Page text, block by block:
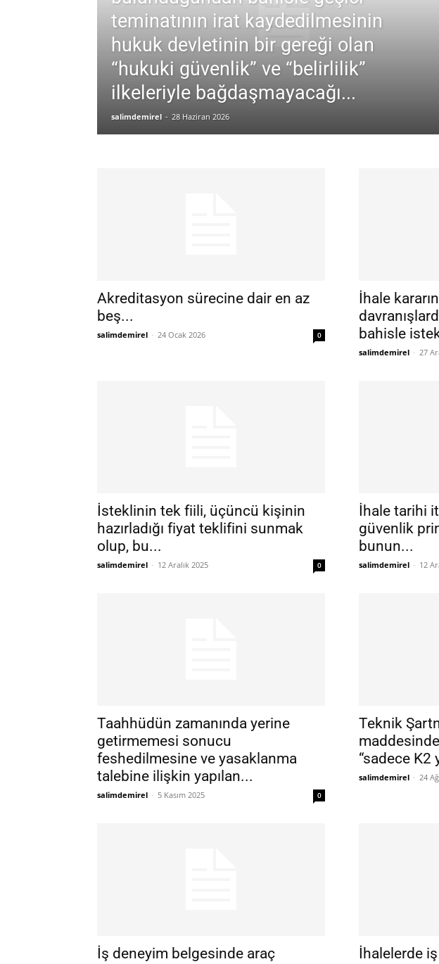
Demirel
teminatının irat kaydedilmesinin
hukuk devletinin bir gereği olan
“hukuki güvenlik” ve “belirlilik”
ilkeleriyle bağdaşmayacağı...
salimdemirel - 28 Haziran 2026
Akreditasyon sürecine dair en az
beş...
salimdemirel - 24 Ocak 2026 0
İhale
bahisle
salimdemirel - 27
İsteklinin tek fiili, üçüncü kişinin
hazırladığı fiyat teklifini sunmak
olup, bu...
salimdemirel - 12 Aralık 2025 0
İhale tarihi
güvenlik
bunun...
salimdemirel - 12
Taahhüdün zamanında yerine
getirmemesi sonucu
feshedilmesine ve yasaklanma
talebine ilişkin yapılan...
salimdemirel - 5 Kasım 2025 0
Teknik
“sadece K2
salimdemirel - 24
İş deneyim belgesinde araç
İhalelerde